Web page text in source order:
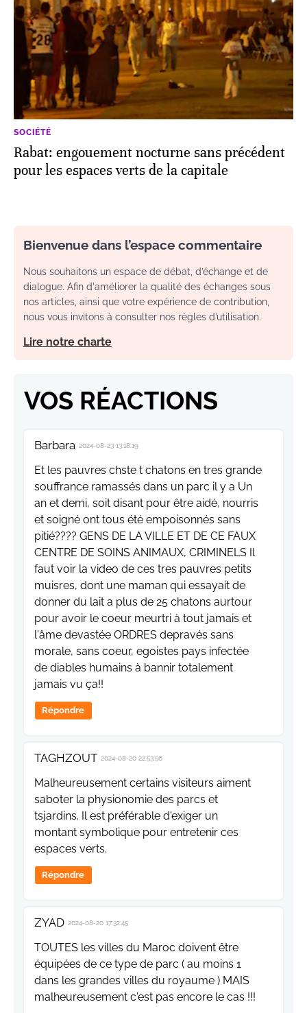
SOCIÉTÉ
Rabat: engouement nocturne sans précédent
pour les espaces verts de la capitale
Bienvenue dans l’espace commentaire
Nous souhaitons un espace de débat, d’échange et de
dialogue. Afin d'améliorer la qualité des échanges sous
nos articles, ainsi que votre expérience de contribution,
nous vous invitons à consulter nos règles d’utilisation.
Lire notre charte
VOS RÉACTIONS
Barbara 2024-08-23 13:18:19
Et les pauvres chste t chatons en tres grande
souffrance ramassés dans un parc il y a Un
an et demi, soit disant pour être aidé, nourris
et soigné ont tous été empoisonnés sans
pitié???? GENS DE LA VILLE ET DE CE FAUX
CENTRE DE SOINS ANIMAUX, CRIMINELS Il
faut voir la video de ces tres pauvres petits
muisres, dont une maman qui essayait de
donner du lait a plus de 25 chatons aurtour
pour avoir le coeur meurtri à tout jamais et
l'âme devastée ORDRES depravés sans
morale, sans coeur, egoistes pays infectée
de diables humains à bannir totalement
jamais vu ça!!
Répondre
TAGHZOUT 2024-08-20 22:53:56
Malheureusement certains visiteurs aiment
saboter la physionomie des parcs et
tsjardins. Il est préférable d'exiger un
montant symbolique pour entretenir ces
espaces verts.
Répondre
ZYAD 2024-08-20 17:32:45
TOUTES les villes du Maroc doivent être
équipées de ce type de parc ( au moins 1
dans les grandes villes du royaume ) MAIS
malheureusement c'est pas encore le cas !!!